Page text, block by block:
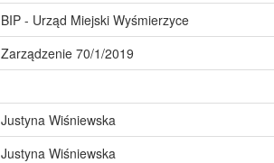
BIP - Urząd Miejski Wyśmierzyce
Zarządzenie 70/1/2019
Justyna Wiśniewska
Justyna Wiśniewska